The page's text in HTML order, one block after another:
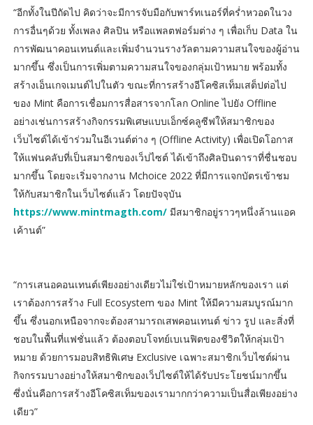
“อีกทั้งในปีถัดไป คิดว่าจะมีการจับมือกับพาร์ทเนอร์ที่คร่ำหวอดในวง
การอื่นๆด้วย ทั้งเพลง ศิลปิน หรือแพลตฟอร์มต่าง ๆ เพื่อเก็บ Data ใน
การพัฒนาคอนเทนต์และเพิ่มจำนวนรางวัลตามความสนใจของผู้อ่าน
มากขึ้น ซึ่งเป็นการเพิ่มตามความสนใจของกลุ่มเป้าหมาย พร้อมทั้ง
สร้างเอ็นเกจเมนต์ไปในตัว ขณะที่การสร้างอีโคซิสเท็มเสต็ปต่อไป
ของ Mint คือการเชื่อมการสื่อสารจากโลก Online ไปยัง Offline
อย่างเช่นการสร้างกิจกรรมพิเศษแบบเอ็กซ์คลูซีฟให้สมาชิกของ
เว็บไซต์ได้เข้าร่วมในอีเวนต์ต่าง ๆ (Offline Activity) เพื่อเปิดโอกาส
ให้แฟนคลับที่เป็นสมาชิกของเว็ปไซต์ ได้เข้าถึงศิลปินดาราที่ชื่นชอบ
มากขึ้น โดยจะเริ่มจากงาน Mchoice 2022 ที่มีการแจกบัตรเข้าชม
ให้กับสมาชิกในเว็บไซต์แล้ว โดยปัจจุบัน
https://www.mintmagth.com/มีสมาชิกอยู่ราวๆหนึ่งล้านแอค
เค้านต์”
“การเสนอคอนเทนต์เพียงอย่างเดียวไม่ใช่เป้าหมายหลักของเรา แต่
เราต้องการสร้าง Full Ecosystem ของ Mint ให้มีความสมบูรณ์มาก
ขึ้น ซึ่งนอกเหนือจากจะต้องสามารถเสพคอนเทนต์ ข่าว รูป และสิ่งที่
ชอบในพื้นที่แฟชั่นแล้ว ต้องตอบโจทย์เบเนฟิตของชีวิตให้กลุ่มเป้า
หมาย ด้วยการมอบสิทธิพิเศษ Exclusive เฉพาะสมาชิกเว็บไซต์ผ่าน
กิจกรรมบางอย่างให้สมาชิกของเว็ปไซต์ให้ได้รับประโยชน์มากขึ้น
ซึ่งนั่นคือการสร้างอีโคซิสเท็มของเรามากกว่าความเป็นสื่อเพียงอย่าง
เดียว”